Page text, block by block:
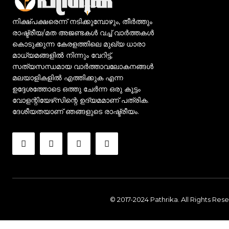
നിക്ഷ്പക്ഷരെന്ന് നടിക്കുമ്പോഴും, തീർത്തും
രാഷ്ട്രീയ/മത അജണ്ടകൾ വച്ച് വാർത്തകൾ
കൊടുക്കുന്ന കേരളത്തിലെ മുഖ്യ ധാരാ
മാധ്യമങ്ങളിൽ നിന്നും വേറിട്ട്,
സത്യസന്ധമായ വാർത്താവലോകനങ്ങൾ
മലയാളികളിൽ എത്തിക്കുക എന്ന
ഉദ്ദേശത്തോടെ ഒത്തു ചേർന്ന ഒരു കൂട്ടം
വോളന്റിയേഴ്‌സിന്റെ ഉദ്യമമാണ് പത്രിക.
ദേശീയതയാണ് ഞങ്ങളുടെ രാഷ്ട്രീയം.
© 2017-2024 Pathrika. All Rights